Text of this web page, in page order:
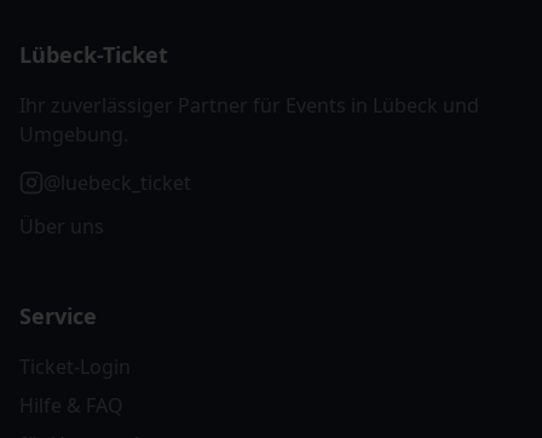
Lübeck-Ticket
Ihr zuverlässiger Partner für Events in Lübeck und
Umgebung.
@luebeck_ticket
Über uns
Service
Ticket-Login
Hilfe & FAQ